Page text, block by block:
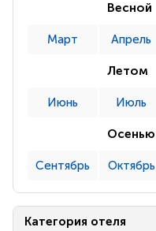
Весной
Март Апрель
Летом
Июнь Июль
Осенью
Сентябрь Октябрь
Категория отеля